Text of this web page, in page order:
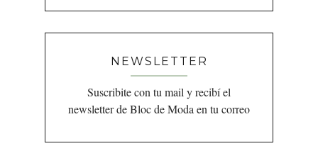
NEWSLETTER
Suscribite con tu mail y recibí el
newsletter de Bloc de Moda en tu correo